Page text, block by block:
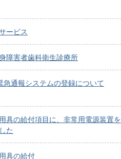
ービス
障害者歯科衛生診療所
急通報システムの登録について
具の給付項目に、非常用電源装置を
た
具の給付